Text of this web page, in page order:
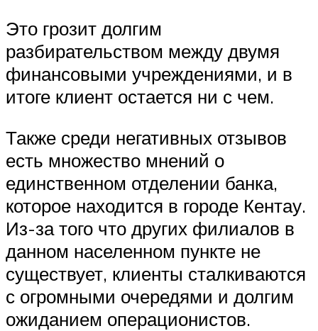
Это грозит долгим
разбирательством между двумя
финансовыми учреждениями, и в
итоге клиент остается ни с чем.
Также среди негативных отзывов
есть множество мнений о
единственном отделении банка,
которое находится в городе Кентау.
Из-за того что других филиалов в
данном населенном пункте не
существует, клиенты сталкиваются
с огромными очередями и долгим
ожиданием операционистов.